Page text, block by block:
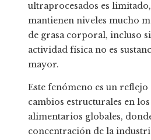
ultraprocesados es limitado,
mantienen niveles mucho
de grasa corporal, incluso
actividad física no es
mayor.
Este fenómeno es un reflejo
cambios estructurales en los
alimentarios globales,
concentración de la